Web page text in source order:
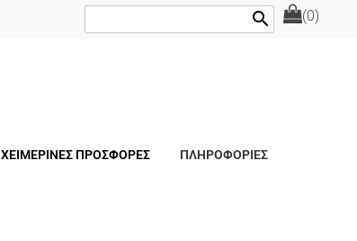
(0)
search
ΧΕΙΜΕΡΙΝΕΣ ΠΡΟΣΦΟΡΕΣ ΠΛΗΡΟΦΟΡΙΕΣ